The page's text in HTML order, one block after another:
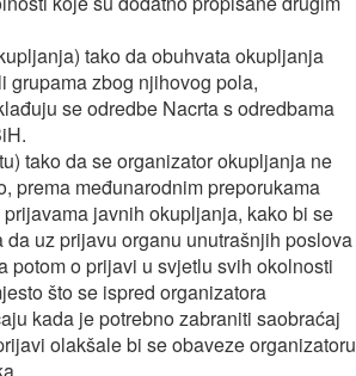
tako da obuhvata okupljanja
grupama zbog njihovog pola,
se odredbe Nacrta s odredbama
tako da se organizator okupljanja ne
prema međunarodnim preporukama
javnih okupljanja, kako bi se
uz prijavu organu unutrašnjih poslova
potom o prijavi u svjetlu svih okolnosti
što se ispred organizatora
kada je potrebno zabraniti saobraćaj
olakšale bi se obaveze organizatoru